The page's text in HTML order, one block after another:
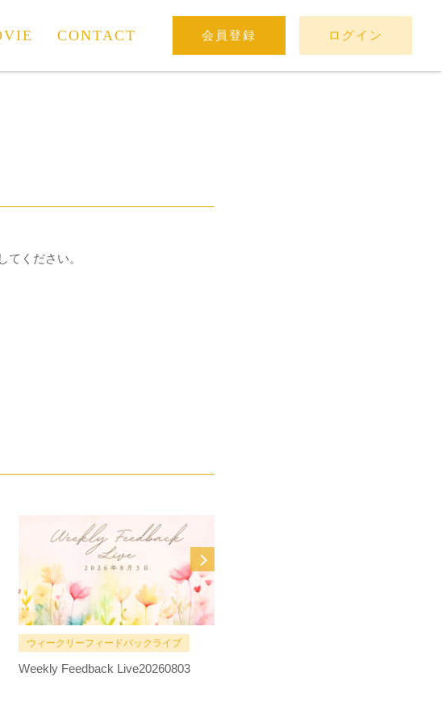
CONTACT 会員登録 ログイン
ください。
ウィークリーフィードバックライブ
Weekly Feedback Live20260803